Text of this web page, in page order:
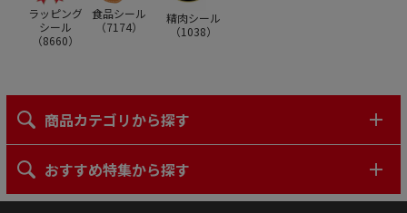
ラッピング
シール
（8660）
食品シール
（7174）
精肉シール
（1038）
商品カテゴリから探す
おすすめ特集から探す